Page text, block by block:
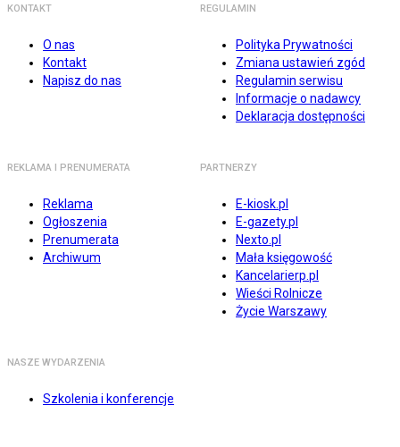
KONTAKT
O nas
Kontakt
Napisz do nas
REGULAMIN
Polityka Prywatności
Zmiana ustawień zgód
Regulamin serwisu
Informacje o nadawcy
Deklaracja dostępności
REKLAMA I PRENUMERATA
Reklama
Ogłoszenia
Prenumerata
Archiwum
PARTNERZY
E-kiosk.pl
E-gazety.pl
Nexto.pl
Mała księgowość
Kancelarierp.pl
Wieści Rolnicze
Życie Warszawy
NASZE WYDARZENIA
Szkolenia i konferencje